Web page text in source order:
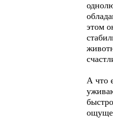
этом
А что